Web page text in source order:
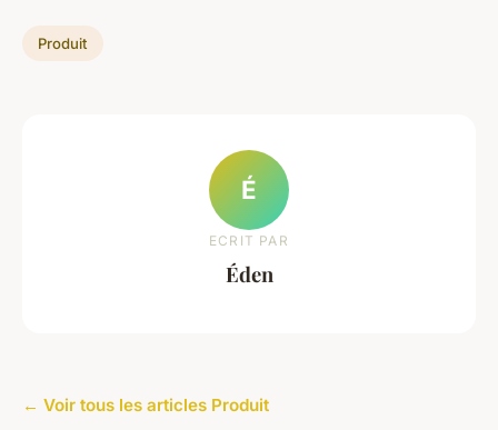
Produit
É
ECRIT PAR
Éden
← Voir tous les articles Produit